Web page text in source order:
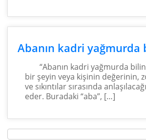
Abanın kadri yağmurda
“Abanın kadri yağmurda
bir şeyin veya kişinin değerinin,
ve sıkıntılar sırasında
eder. Buradaki “aba”, […]